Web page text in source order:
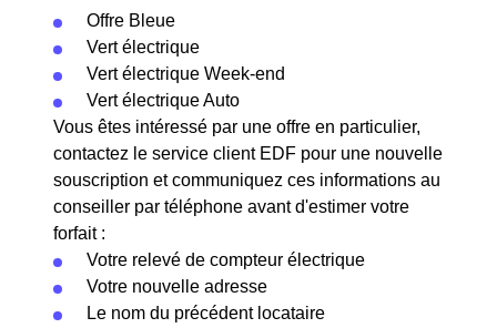
Offre Bleue
Vert électrique
Vert électrique Week-end
Vert électrique Auto
Vous êtes intéressé par une offre en particulier,
contactez le service client EDF pour une nouvelle
souscription et communiquez ces informations au
conseiller par téléphone avant d'estimer votre
forfait :
Votre relevé de compteur électrique
Votre nouvelle adresse
Le nom du précédent locataire